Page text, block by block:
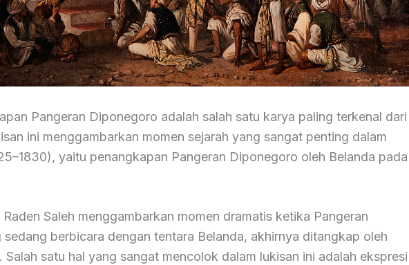
Pangeran Diponegoro adalah salah satu karya paling terkenal dari
ini menggambarkan momen sejarah yang sangat penting dalam
yaitu penangkapan Pangeran Diponegoro oleh Belanda pada
Raden Saleh menggambarkan momen dramatis ketika Pangeran
berbicara dengan tentara Belanda, akhirnya ditangkap oleh
Salah satu hal yang sangat mencolok dalam lukisan ini adalah ekspresi